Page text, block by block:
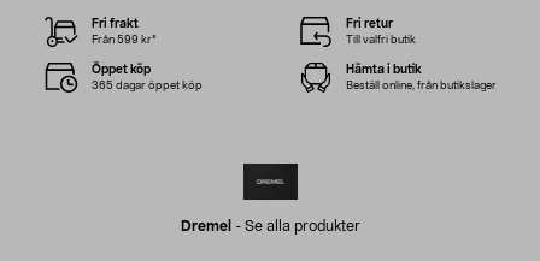
Dremel - Se alla produkter
Fri frakt
Från 599 kr*
Fri retur
Till valfri butik
Öppet köp
365 dagar öppet köp
Hämta i butik
Beställ online, från butikslager